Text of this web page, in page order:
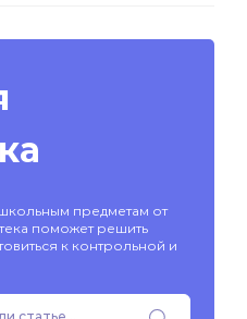
предметам от
поможет решить
к контрольной и